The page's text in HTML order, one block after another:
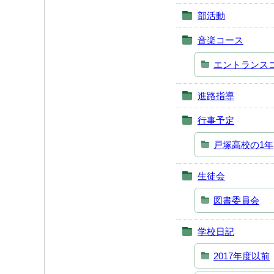
部活動
音楽コース
エントランス
進路指導
行事予定
戸塚高校の1年
生徒会
図書委員会
学校日記
2017年度以前